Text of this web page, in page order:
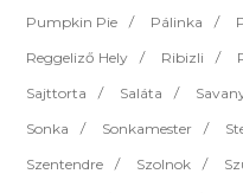
Pumpkin Pie
Pálinka
Reggeliző Hely
Ribizli
Sajttorta
Saláta
Sonka
Sonkamester
Szentendre
Szolnok